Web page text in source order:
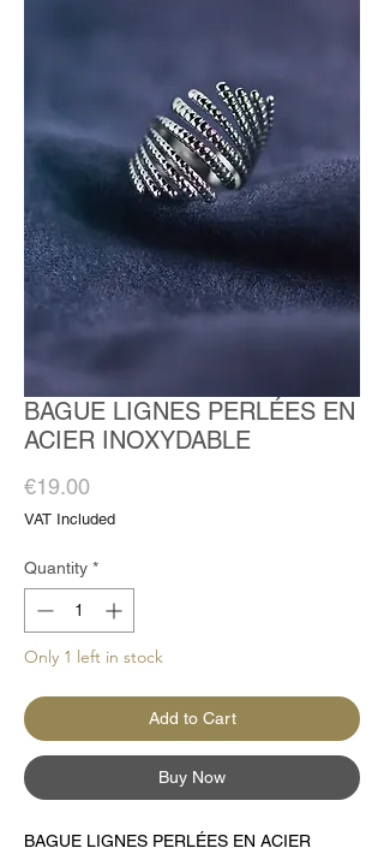
BAGUE LIGNES PERLÉES EN
ACIER INOXYDABLE
€19.00Price
VAT Included
Quantity *
Only 1 left in stock
Add to Cart
Buy Now
BAGUE LIGNES PERLÉES EN ACIER